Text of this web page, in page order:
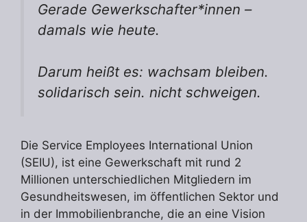
Gerade Gewerkschafter*innen –
damals wie heute.
Darum heißt es: wachsam bleiben.
solidarisch sein. nicht schweigen.
Die Service Employees International Union
(SEIU), ist eine Gewerkschaft mit rund 2
Millionen unterschiedlichen Mitgliedern im
Gesundheitswesen, im öffentlichen Sektor und
in der Immobilienbranche, die an eine Vision